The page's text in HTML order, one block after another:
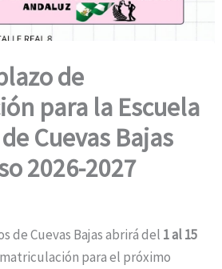
de
para la Escuela
Cuevas Bajas
2026-2027
de Cuevas Bajas abrirá del 1 al 15
para el próximo